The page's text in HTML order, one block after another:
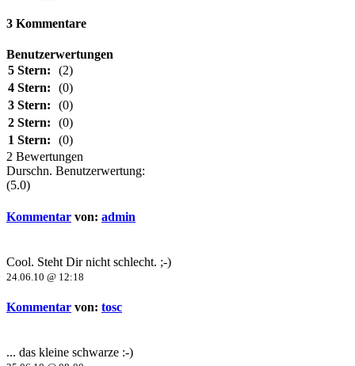
3 Kommentare
Benutzerwertungen
5 Stern:
(2)
4 Stern:
(0)
3 Stern:
(0)
2 Stern:
(0)
1 Stern:
(0)
2 Bewertungen
Durschn. Benutzerwertung:
(5.0)
Kommentar von: admin
Cool. Steht Dir nicht schlecht. ;-)
24.06.10 @ 12:18
Kommentar von: tosc
... das kleine schwarze :-)